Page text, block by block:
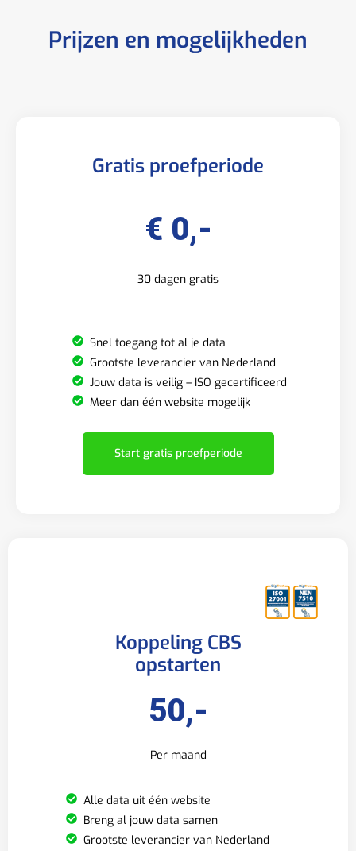
Prijzen en mogelijkheden
Gratis proefperiode
€ 0,-
30 dagen gratis
Snel toegang tot al je data
Grootste leverancier van Nederland
Jouw data is veilig – ISO gecertificeerd
Meer dan één website mogelijk
Start gratis proefperiode
Koppeling CBS
opstarten
50,-
Per maand
Alle data uit één website
Breng al jouw data samen
Grootste leverancier van Nederland